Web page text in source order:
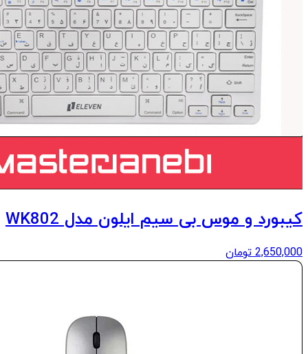
کیبورد و موس بی سیم ایلون مدل WK802
2,650,000 تومان